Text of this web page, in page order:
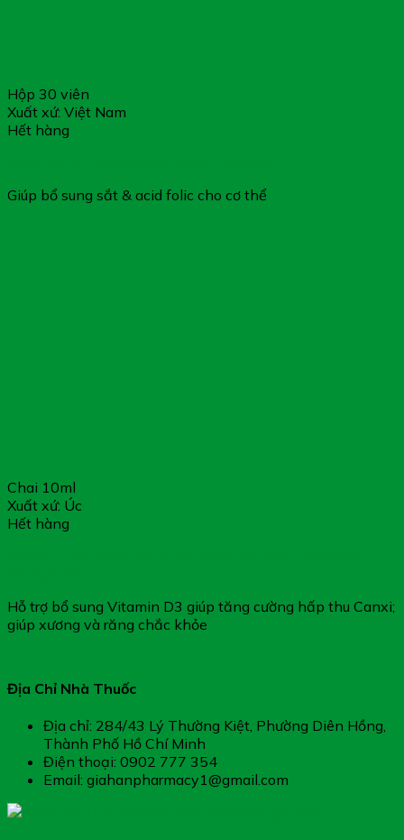
Hộp 30 viên
Xuất xứ: Việt Nam
Hết hàng
Giúp bổ sung sắt & acid folic cho cơ thể
Chai 10ml
Xuất xứ: Úc
Hết hàng
Hỗ trợ bổ sung Vitamin D3 giúp tăng cường hấp thu Canxi;
giúp xương và răng chắc khỏe
Địa Chỉ Nhà Thuốc
Địa chỉ: 284/43 Lý Thường Kiệt, Phường Diên Hồng,
Thành Phố Hồ Chí Minh
Điện thoại: 0902 777 354
Email: giahanpharmacy1@gmail.com